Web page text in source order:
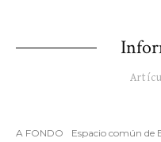
A FONDO Espacio común de